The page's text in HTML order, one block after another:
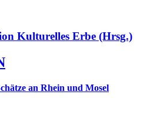
Kulturelles Erbe (Hrsg.)
an Rhein und Mosel